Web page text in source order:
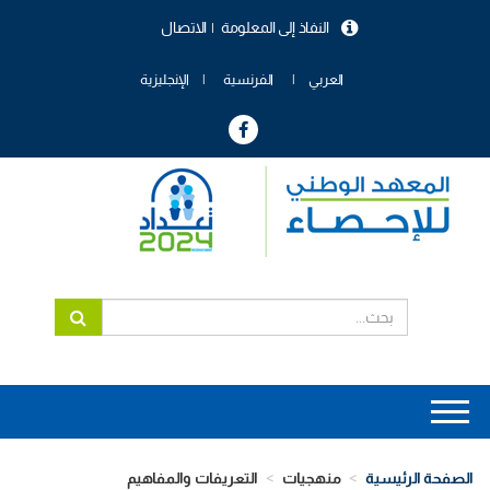
الاتصال النفاذ إلى المعلومة
العربي الفرنسية الإنجليزية
Main
navigation
الصفحة الرئيسية منهجيات
التعريفات والمفاهيم